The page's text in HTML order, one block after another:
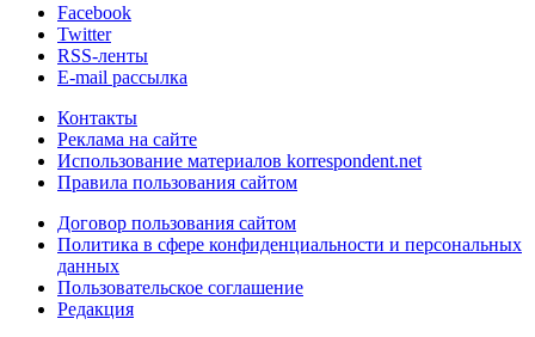
Facebook
Twitter
RSS-ленты
E-mail рассылка
Контакты
Реклама на сайте
Использование материалов korrespondent.net
Правила пользования сайтом
Договор пользования сайтом
Политика в сфере конфиденциальности и персональных
данных
Пользовательское соглашение
Редакция